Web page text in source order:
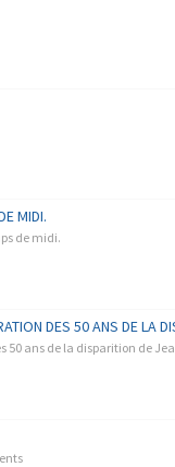
MIDI.
de midi.
DES 50 ANS DE LA
50 ans de la disparition de